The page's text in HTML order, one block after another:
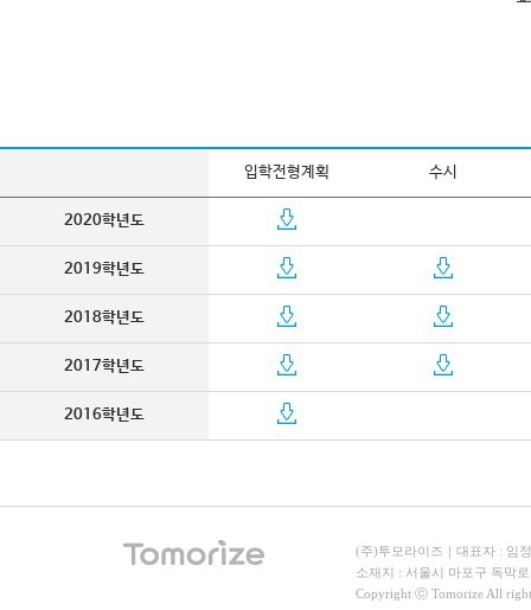
입학전형계획 수시
2020학년도
2019학년도
2018학년도
2017학년도
2016학년도
(주)투모라이즈｜대표자 : 임
소재지 : 서울시 마포구 독막
Copyright ⓒ Tomorize All